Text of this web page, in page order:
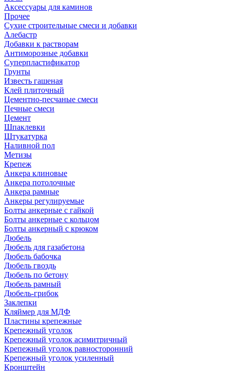
Аксессуары для каминов
Прочее
Сухие строительные смеси и добавки
Алебастр
Добавки к растворам
Антиморозные добавки
Суперпластификатор
Грунты
Известь гашеная
Клей плиточный
Цементно-песчаные смеси
Печные смеси
Цемент
Шпаклевки
Штукатурка
Наливной пол
Метизы
Крепеж
Анкера клиновые
Анкера потолочные
Анкера рамные
Анкеры регулируемые
Болты анкерные с гайкой
Болты анкерные с кольцом
Болты анкерный с крюком
Дюбель
Дюбель для газабетона
Дюбель бабочка
Дюбель гвоздь
Дюбель по бетону
Дюбель рамный
Дюбель-грибок
Заклепки
Кляймер для МДФ
Пластины крепежные
Крепежный уголок
Крепежный уголок асимитричный
Крепежный уголок равносторонний
Крепежный уголок усиленный
Кронштейн